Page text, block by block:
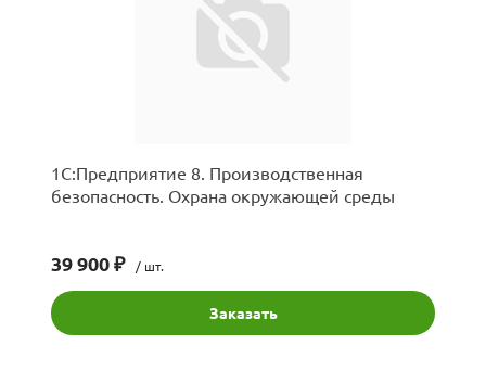
1С:Предприятие 8. Производственная
безопасность. Охрана окружающей среды
39 900 ₽ / шт.
Заказать